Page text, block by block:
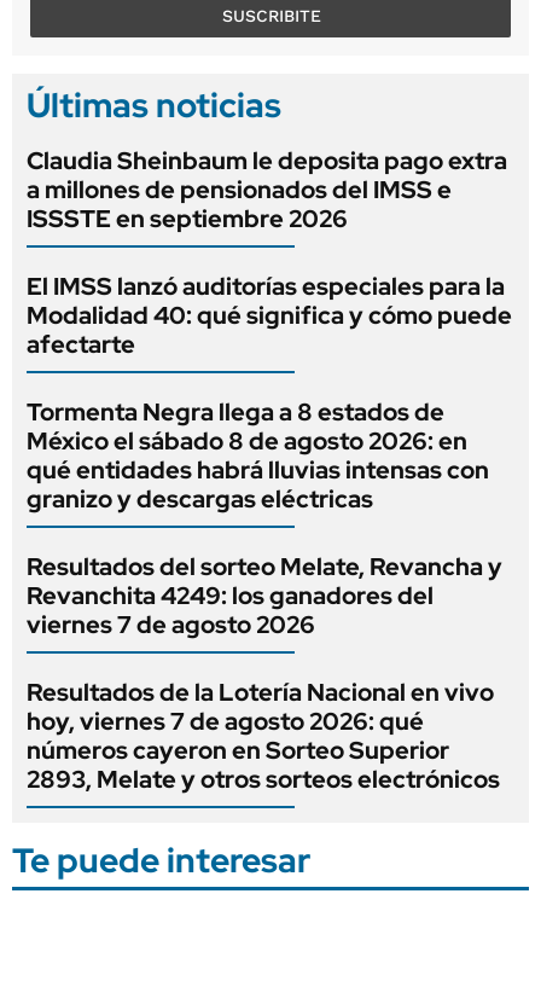
SUSCRIBITE
Últimas noticias
Claudia Sheinbaum le deposita pago extra
a millones de pensionados del IMSS e
ISSSTE en septiembre 2026
El IMSS lanzó auditorías especiales para la
Modalidad 40: qué significa y cómo puede
afectarte
Tormenta Negra llega a 8 estados de
México el sábado 8 de agosto 2026: en
qué entidades habrá lluvias intensas con
granizo y descargas eléctricas
Resultados del sorteo Melate, Revancha y
Revanchita 4249: los ganadores del
viernes 7 de agosto 2026
Resultados de la Lotería Nacional en vivo
hoy, viernes 7 de agosto 2026: qué
números cayeron en Sorteo Superior
2893, Melate y otros sorteos electrónicos
Te puede interesar